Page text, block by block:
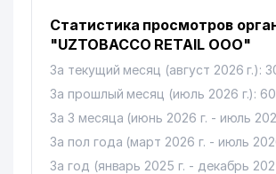
Статистика просмотров
"UZTOBACCO RETAIL ООО"
За текущий месяц (август 2026 г.):
За прошлый месяц (июль 2026 г.): 60
За 3 месяца (июнь 2026 г. - июль
За пол года (март 2026 г. - июль
За год (январь 2025 г. - декабрь